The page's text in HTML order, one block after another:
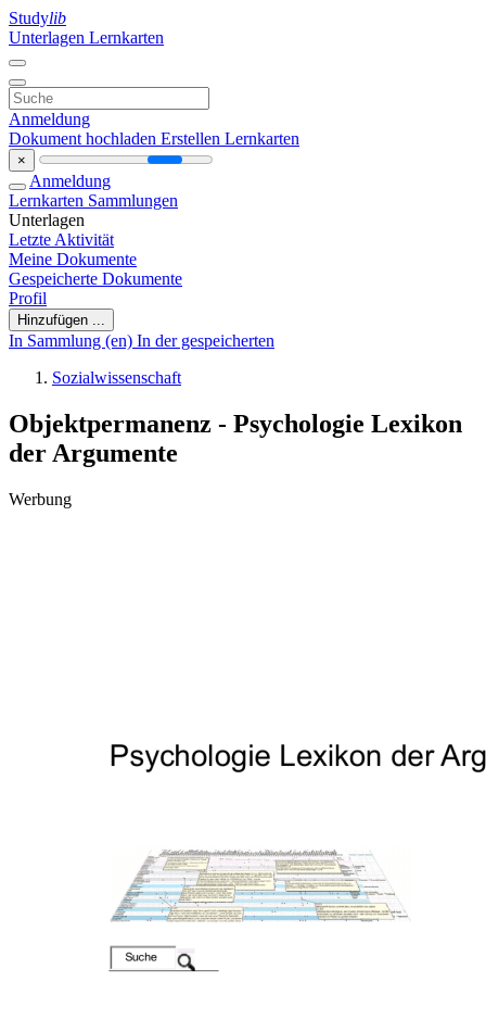
Studylib
Unterlagen Lernkarten
Anmeldung
Dokument hochladen Erstellen Lernkarten
×
Anmeldung
Lernkarten Sammlungen
Unterlagen
Letzte Aktivität
Meine Dokumente
Gespeicherte Dokumente
Profil
Hinzufügen ...
In Sammlung (en) In der gespeicherten
Sozialwissenschaft
Objektpermanenz - Psychologie Lexikon
der Argumente
Werbung